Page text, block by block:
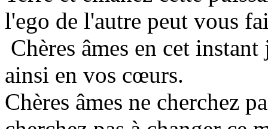
l'ego de l'autre peut vous
Chères âmes en cet
ainsi en vos cœurs.
Chères âmes ne cherchez